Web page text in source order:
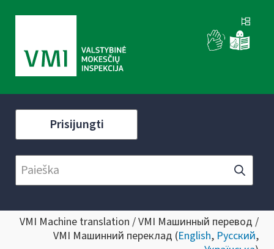
Prisijungti
VMI Machine translation / VMI Машинный перевод /
VMI Машинний переклад (English, Русский,